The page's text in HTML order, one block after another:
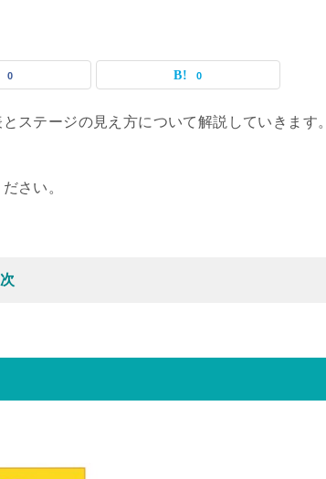
0 0
ステージの見え方について解説していきます。
さい。